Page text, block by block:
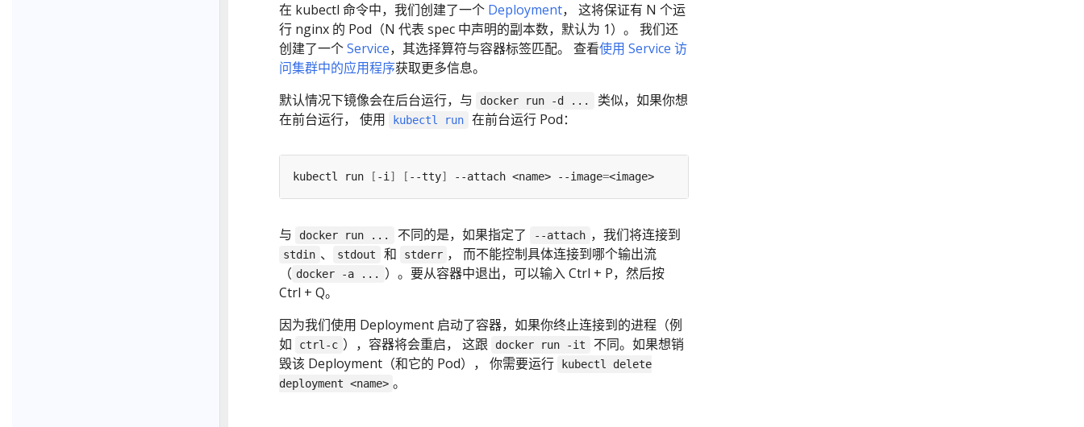
在 kubectl 命令中，我们创建了一个 Deployment， 这将保证有 N 个运
行 nginx 的 Pod（N 代表 spec 中声明的副本数，默认为 1）。 我们还
创建了一个Service，其选择算符与容器标签匹配。 查看使用 Service 访
问集群中的应用程序获取更多信息。
默认情况下镜像会在后台运行，与
docker run -d ...
类似，如果你想
在前台运行， 使用
kubectl run 在前台运行 Pod：
kubectl run [ -i ] [ --tty] --attach <name> --image= <image>
与 docker run ... 不同的是，如果指定了 --attach ，我们将连接到
stdin 、 stdout 和 stderr ， 而不能控制具体连接到哪个输出流
（ docker -a ...
）。要从容器中退出，可以输入 Ctrl + P，然后按
Ctrl + Q。
因为我们使用 Deployment 启动了容器，如果你终止连接到的进程（例
如
ctrl-c ），容器将会重启， 这跟 docker run -it
不同。如果想销
毁该 Deployment（和它的 Pod）， 你需要运行
kubectl delete
deployment <name> 。